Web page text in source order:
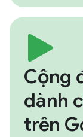
Cộng
dành
trên